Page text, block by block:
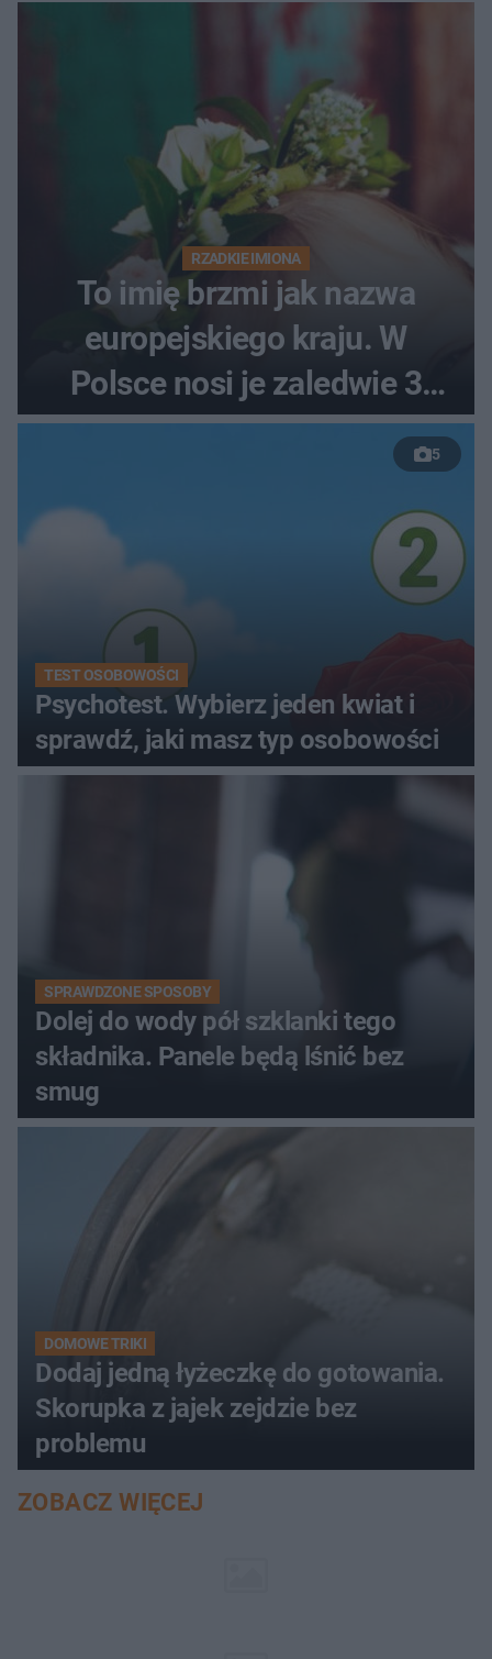
RZADKIE IMIONA
To imię brzmi jak nazwa
europejskiego kraju. W
Polsce nosi je zaledwie 3
kobiety
5
TEST OSOBOWOŚCI
Psychotest. Wybierz jeden kwiat i
sprawdź, jaki masz typ osobowości
SPRAWDZONE SPOSOBY
Dolej do wody pół szklanki tego
składnika. Panele będą lśnić bez
smug
DOMOWE TRIKI
Dodaj jedną łyżeczkę do gotowania.
Skorupka z jajek zejdzie bez
problemu
ZOBACZ WIĘCEJ